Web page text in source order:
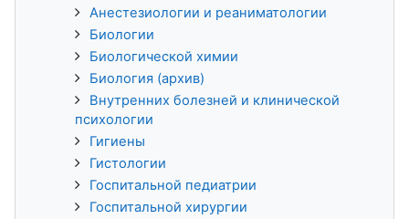
Анестезиологии и реаниматологии
Биологии
Биологической химии
Биология (архив)
Внутренних болезней и клинической
психологии
Гигиены
Гистологии
Госпитальной педиатрии
Госпитальной хирургии